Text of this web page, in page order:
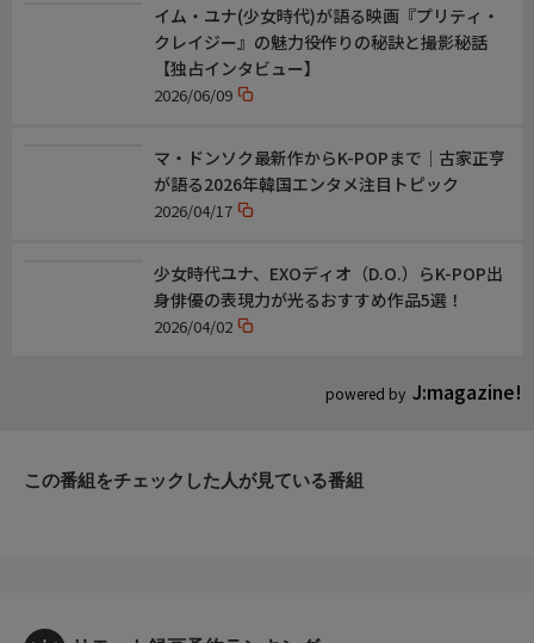
powered by J:magazine!
イム・ユナ(少女時代)が語る映画『プリティ・
クレイジー』の魅力――役作りの秘訣と撮影秘話
【独占インタビュー】
2026/06/09
マ・ドンソク最新作からK-POPまで｜古家正亨
が語る2026年韓国エンタメ注目トピック
2026/04/17
少女時代ユナ、EXOディオ（D.O.）らK-POP出
身俳優の表現力が光るおすすめ作品5選！
2026/04/02
この番組をチェックした人が見ている番組